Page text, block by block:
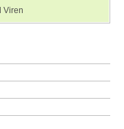
Viren